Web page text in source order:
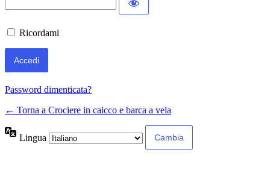
Ricordami
Password dimenticata?
← Torna a Crociere in caicco e barca a vela
Lingua